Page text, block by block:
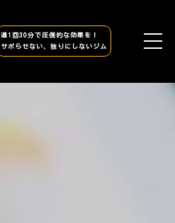
週1回30分で圧倒的な効果を！
サボらせない、独りにしないジム